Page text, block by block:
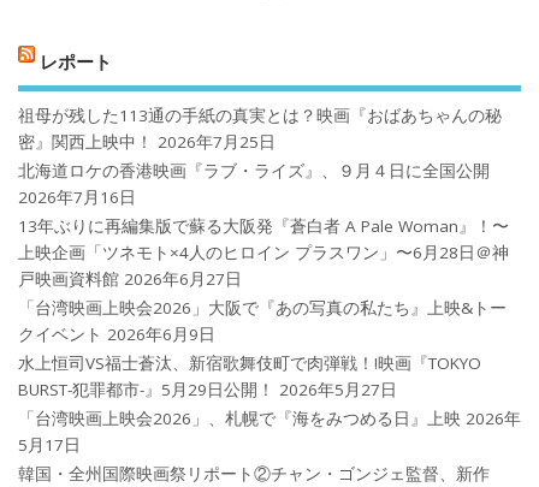
レポート
祖母が残した113通の手紙の真実とは？映画『おばあちゃんの秘
密』関西上映中！
2026年7月25日
北海道ロケの香港映画『ラブ・ライズ』、９月４日に全国公開
2026年7月16日
13年ぶりに再編集版で蘇る大阪発『蒼白者 A Pale Woman』！〜
上映企画「ツネモト×4人のヒロイン プラスワン」〜6月28日＠神
戸映画資料館 2026年6月27日
「台湾映画上映会2026」大阪で『あの写真の私たち』上映&トー
クイベント 2026年6月9日
水上恒司VS福士蒼汰、新宿歌舞伎町で肉弾戦！!映画『TOKYO
BURST-犯罪都市-』5月29日公開！
2026年5月27日
「台湾映画上映会2026」、札幌で『海をみつめる日』上映 2026年
5月17日
韓国・全州国際映画祭リポート②チャン・ゴンジェ監督、新作